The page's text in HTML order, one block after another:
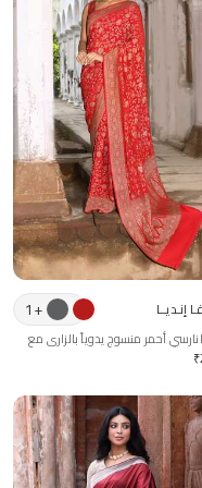
إنـديــا +
1
أحمر منسوج يدوياً بالزاري مع
₹